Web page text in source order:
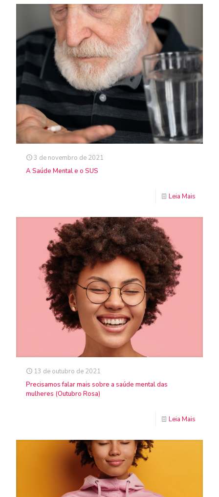
3 de novembro de 2021
A Saúde Mental e o SUS
Leia Mais
13 de outubro de 2021
Precisamos falar mais sobre a saúde mental das
mulheres (Outubro Rosa)
Leia Mais